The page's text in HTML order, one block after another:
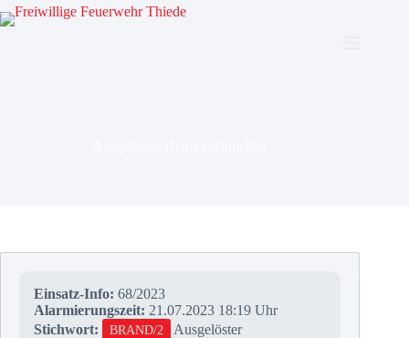
Zum
Inhalt
Einsatz-Info: 68/2023
Alarmierungszeit: 21.07.2023 18:19 Uhr
Stichwort:
BRAND/2
Ausgelöster